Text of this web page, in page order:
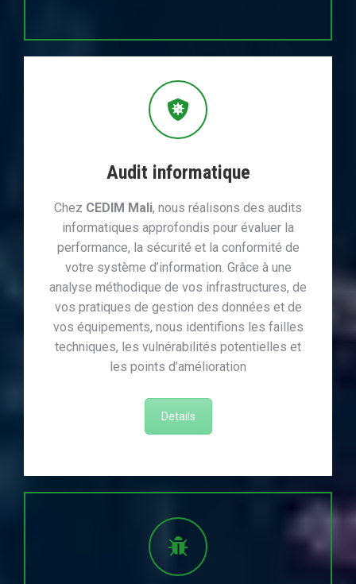
Audit informatique
Chez CEDIM Mali, nous réalisons des audits
informatiques approfondis pour évaluer la
performance, la sécurité et la conformité de
votre système d’information. Grâce à une
analyse méthodique de vos infrastructures, de
vos pratiques de gestion des données et de
vos équipements, nous identifions les failles
techniques, les vulnérabilités potentielles et
les points d’amélioration
Details